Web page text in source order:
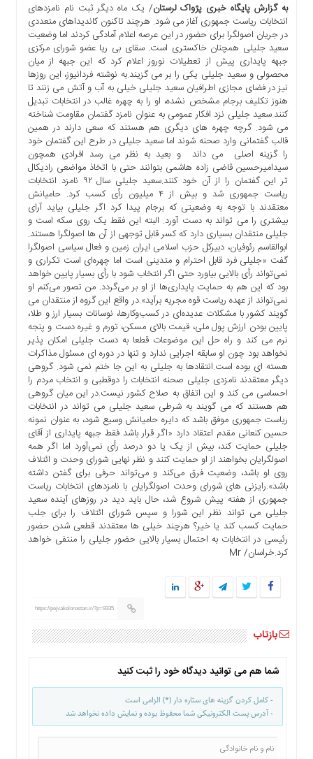
دسترسی
سریع
ارتباط
برگه
نمونه
تعرفه
درباره
اخبار
سایت
ارتباط
برگه
نمونه
تعرفه
درباره
چند
رسانه
ارتباط
برگه
نمونه
تعرفه
درباره
به گزارش پایگاه خبری پژواک لرستان/ یک ماه دیگر ثبت نام نامزدهای
انتخابات ریاست جمهوری آغاز می شود. هرچند تاکنون کاندیداهای متعددی
در جریان اصولگرا برای حضور در این عرصه اعلام آمادگی کردند اما وضعیت
سعید جلیلی همچنان خاکستری است. سقای بی ریا عضو شورای مرکزی
جبهه پایداری پیش از تعطیلات نوروز اعلام کرد که این جبهه از میان
محصولی و سعید جلیلی یکی را بر می گزیند.به نوشته فردانیوز، این روزها
نیز در فضای مجازی اطرافیان سعید جلیلی خیلی به آب و آتش می زنند تا
هنوز تکلیف برجام مشخص نشده، او را به چهره غالب در انتخابات تبدیل
کنند.سعید جلیلی نزد افکار عمومی به عنوان نامزد گفتمان مقاومت شناخته
می شود. گرچه چهره های دیگری هم هستند که سعی دارند در همین
قالب گفتمانی وارد صحنه شوند اما سعید جلیلی در طرح این گفتمان خود
را گزینه اصلی می داند و بعید به نظر می رسد افرادی همچون
سیدامیرحسین قاضی زاده هاشمی بتوانند حتی با اتخاذ مواضعی رادیکال
تر این گفتمان را از آن خود کنند.سعید جلیلی سال ۹۲ نامزد انتخابات
ریاست جمهوری شد و بیش از ۴ میلیون رأی کسب کرد. حامیانش
معتقدند با توجه به وضعیتی که برجام پیدا کرد اگر جلیلی بیاید آرای
بیشتری را می تواند به دست آورد. البته این فقط یک روی سکه است و
جلیلی منتقدان بسیاری دارد که کسر قابل توجهی از آن ها اصولگرا هستند.
ابوالقاسم رئوفیان، دبیرکل حزب اسلامی ایران زمین و فعال سیاسی اصولگرا
گفت «جلیلی فرد قابل احترام و متدینی است اما چهره‌ای است تکراری و
نمی‌تواند رأی بالایی بیاورد حتی اگر انتخاب شود با رأی بسیار پایین خواهد
بود که این هم به حمایت پایداری‌ها از او بر می‌گردد. من تصور می‌کنم او
نمی‌تواند از عهده ریاست قوه مجریه برآید».در واقع این گروه از منتقدان می
گویند کشور با مشکلات عدیده‌ای در کسب‌وکارها، نوسانات بسیار ارز و طلا،
پایین بودن ارزش پول ملی، قیمت بالای مسکن، تورم و غیره دست و پنجه
نرم می کند و راه حل این موضوعات قطعا به دست جلیلی امکان پذیر
نخواهد بود چون او سابقه اجرایی ندارد و تنها در دوره ای مسئول مذاکرات
هسته ای بوده است.انتقادها به جلیلی به این جا ختم نمی شود. گروهی
دیگر معتقدند نامزدی جلیلی صحنه انتخابات را دوقطبی و انتخاب مردم را
احساسی می کند و این اتفاق به صلاح کشور نیست.در این میان گروهی
هم هستند که می گویند به شرطی سعید جلیلی می تواند در انتخابات
ریاست جمهوری موفق باشد که دایره حامیانش وسیع شود، به عنوان نمونه
حسین کنعانی مقدم اعتقاد دارد «اگر قرار باشد فقط جبهه پایداری از آقای
جلیلی حمایت کند، بیش از یک یا دو درصد رأی نمی‌آورد اما اگر همه
اصولگرایان بخواهند از او حمایت کنند و نظر نهایی شورای وحدت و ائتلاف
روی او باشد، وضعیت فرق می‌کند و می‌تواند حرفی برای گفتن داشته
باشد».رایزنی های شورای وحدت اصولگرایان با نامزدهای انتخابات ریاست
جمهوری از هفته پیش شروع شد، حال باید دید در روزهای آینده سعید
جلیلی می تواند نظر این شورا و سپس شورای ائتلاف را برای جلب
حمایت کسب کند یا خیر؟ هرچند خیلی ها معتقدند قطعی شدن حضور
رئیسی در انتخابات به احتمال بسیار بالایی حضور جلیلی را منتفی خواهد
کرد.خراسان/ Mr
https://pejvakelorestan.ir/?p=9335
بازتاب
شما هم می توانید دیدگاه خود را ثبت کنید
- کامل کردن گزینه های ستاره دار (*) الزامی است
- آدرس پست الکترونیکی شما محفوظ بوده و نمایش داده نخواهد شد